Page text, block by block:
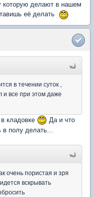
которую делают в нашем
её делать
в течении суток ,
и все при этом даже
кладовке
Да и что
в полу делать...
очень пористая и зря
вскрывать